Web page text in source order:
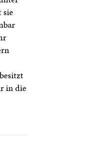
sie
in die